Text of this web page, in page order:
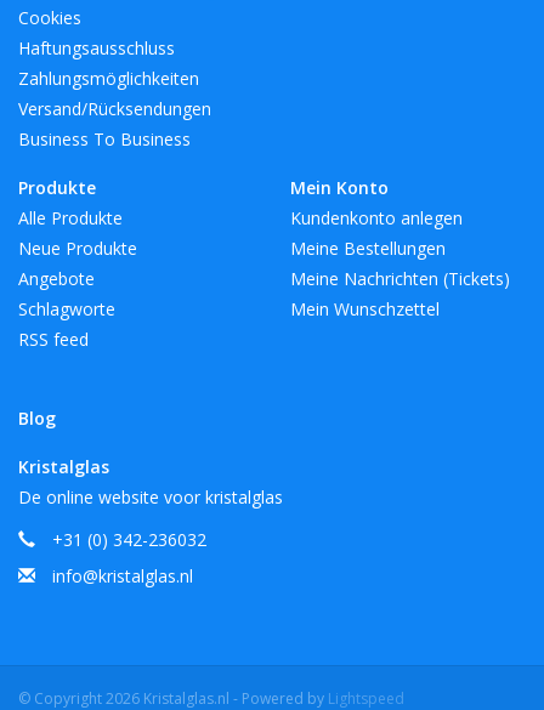
Cookies
Haftungsausschluss
Zahlungsmöglichkeiten
Versand/Rücksendungen
Business To Business
Produkte
Alle Produkte
Neue Produkte
Angebote
Schlagworte
RSS feed
Blog
Mein Konto
Kundenkonto anlegen
Meine Bestellungen
Meine Nachrichten (Tickets)
Mein Wunschzettel
Kristalglas
De online website voor kristalglas
+31 (0) 342-236032
info@kristalglas.nl
© Copyright 2026 Kristalglas.nl - Powered by Lightspeed